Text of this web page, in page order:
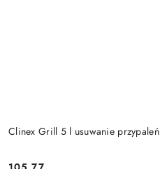
Clinex Grill 5 l usuwanie przypaleń